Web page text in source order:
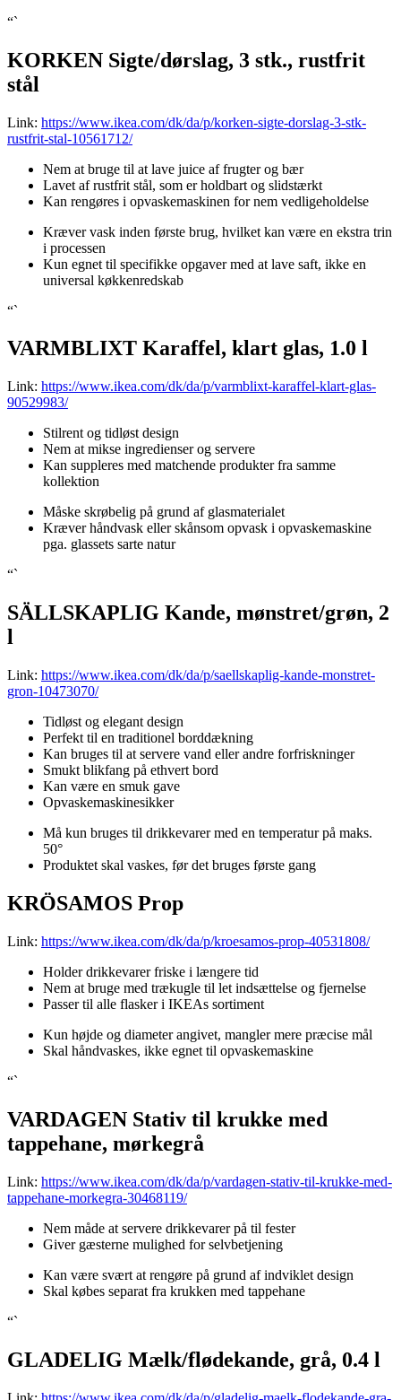
“`
KORKEN Sigte/dørslag, 3 stk., rustfrit
stål
Link: https://www.ikea.com/dk/da/p/korken-sigte-dorslag-3-stk-
rustfrit-stal-10561712/
Nem at bruge til at lave juice af frugter og bær
Lavet af rustfrit stål, som er holdbart og slidstærkt
Kan rengøres i opvaskemaskinen for nem vedligeholdelse
Kræver vask inden første brug, hvilket kan være en ekstra trin
i processen
Kun egnet til specifikke opgaver med at lave saft, ikke en
universal køkkenredskab
“`
VARMBLIXT Karaffel, klart glas, 1.0 l
Link: https://www.ikea.com/dk/da/p/varmblixt-karaffel-klart-glas-
90529983/
Stilrent og tidløst design
Nem at mikse ingredienser og servere
Kan suppleres med matchende produkter fra samme
kollektion
Måske skrøbelig på grund af glasmaterialet
Kræver håndvask eller skånsom opvask i opvaskemaskine
pga. glassets sarte natur
“`
SÄLLSKAPLIG Kande, mønstret/grøn, 2
l
Link: https://www.ikea.com/dk/da/p/saellskaplig-kande-monstret-
gron-10473070/
Tidløst og elegant design
Perfekt til en traditionel borddækning
Kan bruges til at servere vand eller andre forfriskninger
Smukt blikfang på ethvert bord
Kan være en smuk gave
Opvaskemaskinesikker
Må kun bruges til drikkevarer med en temperatur på maks.
50°
Produktet skal vaskes, før det bruges første gang
KRÖSAMOS Prop
Link: https://www.ikea.com/dk/da/p/kroesamos-prop-40531808/
Holder drikkevarer friske i længere tid
Nem at bruge med trækugle til let indsættelse og fjernelse
Passer til alle flasker i IKEAs sortiment
Kun højde og diameter angivet, mangler mere præcise mål
Skal håndvaskes, ikke egnet til opvaskemaskine
“`
VARDAGEN Stativ til krukke med
tappehane, mørkegrå
Link: https://www.ikea.com/dk/da/p/vardagen-stativ-til-krukke-med-
tappehane-morkegra-30468119/
Nem måde at servere drikkevarer på til fester
Giver gæsterne mulighed for selvbetjening
Kan være svært at rengøre på grund af indviklet design
Skal købes separat fra krukken med tappehane
“`
GLADELIG Mælk/flødekande, grå, 0.4 l